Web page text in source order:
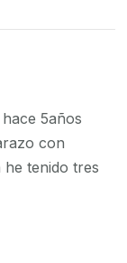
5años
con
tenido tres